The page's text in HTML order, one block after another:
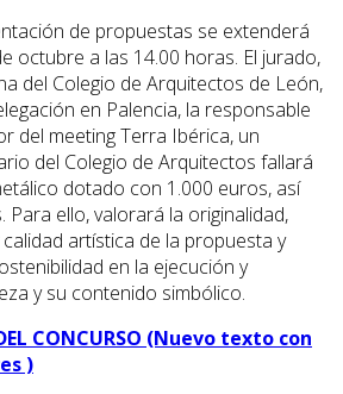
de propuestas se extenderá
octubre a las 14.00 horas. El jurado,
del Colegio de Arquitectos de León,
en Palencia, la responsable
del meeting Terra Ibérica, un
del Colegio de Arquitectos fallará
dotado con 1.000 euros, así
ello, valorará la originalidad,
artística de la propuesta y
en la ejecución y
y su contenido simbólico.
CONCURSO (Nuevo texto con
)